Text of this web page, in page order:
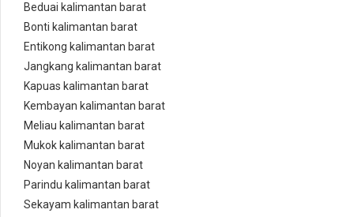
Beduai kalimantan barat
Bonti kalimantan barat
Entikong kalimantan barat
Jangkang kalimantan barat
Kapuas kalimantan barat
Kembayan kalimantan barat
Meliau kalimantan barat
Mukok kalimantan barat
Noyan kalimantan barat
Parindu kalimantan barat
Sekayam kalimantan barat